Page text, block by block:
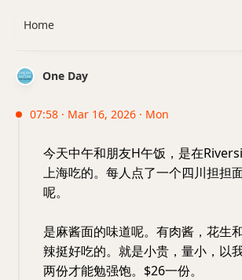
One Day
07:58 · Mar 16, 2026 · Mon
今天中午和朋友H午饭，是在
上海吃的。每人点了一个四川担担
呢。
是麻酱面的味道呢。有肉酱，花生
辣挺好吃的。就是小贵，量小，以
两份才能勉强饱。$26一份。
Home